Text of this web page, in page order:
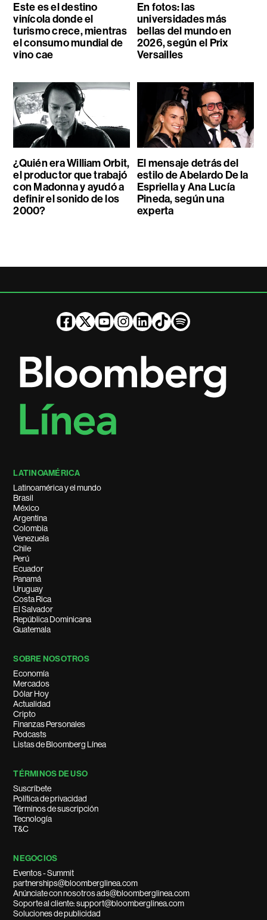
Este es el destino
vinícola donde el
turismo crece, mientras
el consumo mundial de
vino cae
En fotos: las
universidades más
bellas del mundo en
2026, según el Prix
Versailles
¿Quién era William Orbit,
el productor que trabajó
con Madonna y ayudó a
definir el sonido de los
2000?
El mensaje detrás del
estilo de Abelardo De la
Espriella y Ana Lucía
Pineda, según una
experta
LATINOAMÉRICA
Latinoamérica y el mundo
Brasil
México
Argentina
Colombia
Venezuela
Chile
Perú
Ecuador
Panamá
Uruguay
Costa Rica
El Salvador
República Dominicana
Guatemala
SOBRE NOSOTROS
Economía
Mercados
Dólar Hoy
Actualidad
Cripto
Finanzas Personales
Podcasts
Listas de Bloomberg Línea
TÉRMINOS DE USO
Suscríbete
Política de privacidad
Términos de suscripción
Tecnología
T&C
NEGOCIOS
Eventos - Summit
partnerships@bloomberglinea.com
Anúnciate con nosotros ads@bloomberglinea.com
Soporte al cliente: support@bloomberglinea.com
Soluciones de publicidad